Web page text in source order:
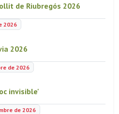
de Riubregós 2026
2026
2026
de 2026
invisible'
de 2026